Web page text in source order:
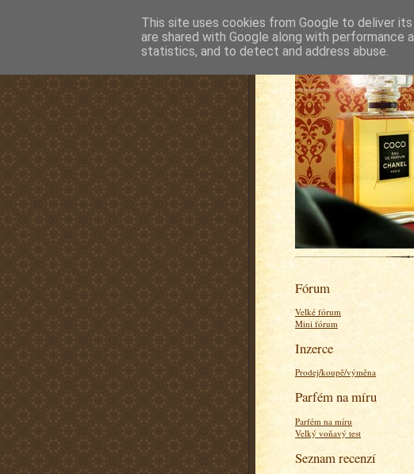
Fórum
Velké fórum
Mini fórum
Inzerce
Prodej/koupě/výměna
Parfém na míru
Parfém na míru
Velký voňavý test
Seznam recenzí
This site uses cookies from Google to deliver
are shared with Google along with
statistics, and to detect and address abuse.